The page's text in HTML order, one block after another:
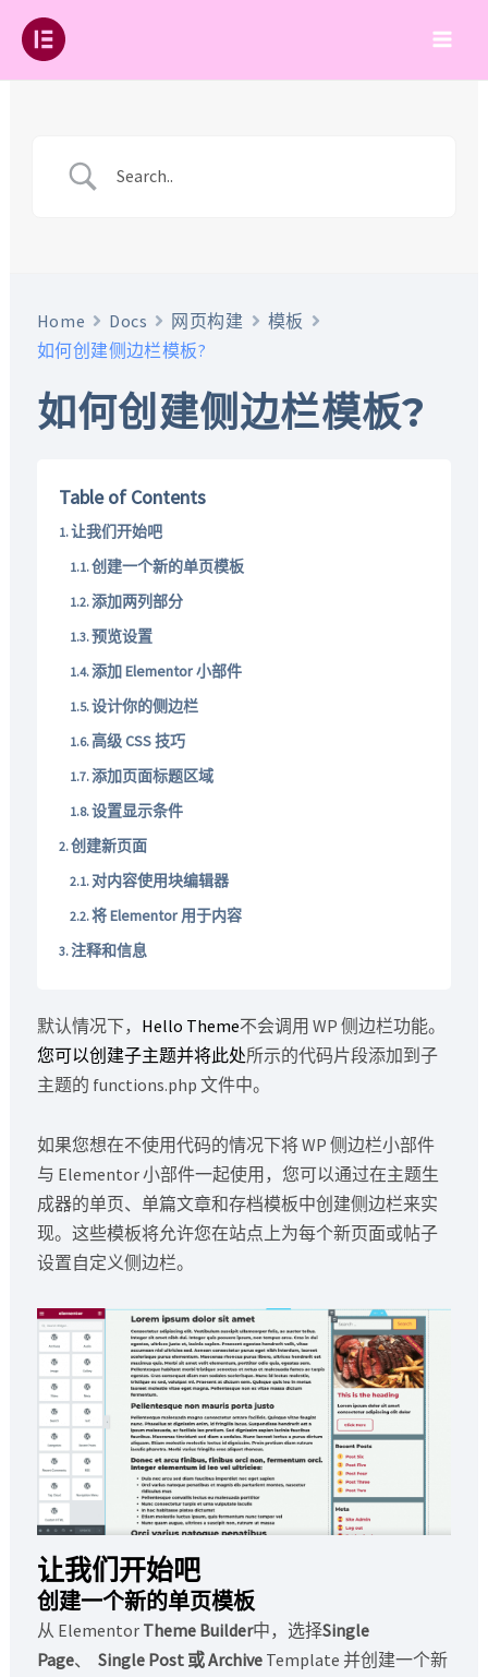
Home Docs 网页构建
模板
如何创建侧边栏模板?
如何创建侧边栏模板?
Table of Contents
让我们开始吧
创建一个新的单页模板
添加两列部分
预览设置
添加 Elementor 小部件
设计你的侧边栏
高级 CSS 技巧
添加页面标题区域
设置显示条件
创建新页面
对内容使用块编辑器
将 Elementor 用于内容
注释和信息
默认情况下， Hello Theme不会调用 WP 侧边栏功能。
您可以创建子主题并将此处所示的代码片段添加到子
主题的 functions.php 文件中。
如果您想在不使用代码的情况下将 WP 侧边栏小部件
与 Elementor 小部件一起使用，您可以通过在主题生
成器的单页、单篇文章和存档模板中创建侧边栏来实
现。这些模板将允许您在站点上为每个新页面或帖子
设置自定义侧边栏。
让我们开始吧
创建一个新的单页模板
从 Elementor Theme Builder中，选择Single
Page、 Single Post 或 ArchiveTemplate 并创建一个新